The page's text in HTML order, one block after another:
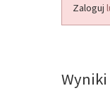
Zaloguj